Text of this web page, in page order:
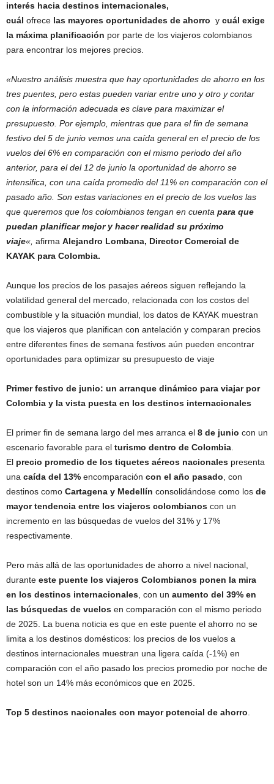
interés hacia destinos internacionales,
cuál ofrece las mayores oportunidades de ahorro y cuál exige
la máxima planificación por parte de los viajeros colombianos
para encontrar los mejores precios.
«Nuestro análisis muestra que hay oportunidades de ahorro en los
tres puentes, pero estas pueden variar entre uno y otro y contar
con la información adecuada es clave para maximizar el
presupuesto. Por ejemplo, mientras que para el fin de semana
festivo del 5 de junio vemos una caída general en el precio de los
vuelos del 6% en comparación con el mismo periodo del año
anterior, para el del 12 de junio la oportunidad de ahorro se
intensifica, con una caída promedio del 11% en comparación con el
pasado año. Son estas variaciones en el precio de los vuelos las
que queremos que los colombianos tengan en cuenta para que
puedan planificar mejor y hacer realidad su próximo
viaje«, afirma Alejandro Lombana, Director Comercial de
KAYAK para Colombia.
Aunque los precios de los pasajes aéreos siguen reflejando la
volatilidad general del mercado, relacionada con los costos del
combustible y la situación mundial, los datos de KAYAK muestran
que los viajeros que planifican con antelación y comparan precios
entre diferentes fines de semana festivos aún pueden encontrar
oportunidades para optimizar su presupuesto de viaje
Primer festivo de junio: un arranque dinámico para viajar por
Colombia y la vista puesta en los destinos internacionales
El primer fin de semana largo del mes arranca el 8 de junio con un
escenario favorable para el turismo dentro de Colombia.
El precio promedio de los tiquetes aéreos nacionales presenta
una caída del 13% encomparación con el año pasado, con
destinos como Cartagena y Medellín consolidándose como los de
mayor tendencia entre los viajeros colombianos con un
incremento en las búsquedas de vuelos del 31% y 17%
respectivamente.
Pero más allá de las oportunidades de ahorro a nivel nacional,
durante este puente los viajeros Colombianos ponen la mira
en los destinos internacionales, con un aumento del 39% en
las búsquedas de vuelos en comparación con el mismo periodo
de 2025. La buena noticia es que en este puente el ahorro no se
limita a los destinos domésticos: los precios de los vuelos a
destinos internacionales muestran una ligera caída (-1%) en
comparación con el año pasado los precios promedio por noche de
hotel son un 14% más económicos que en 2025.
Top 5 destinos nacionales con mayor potencial de ahorro.